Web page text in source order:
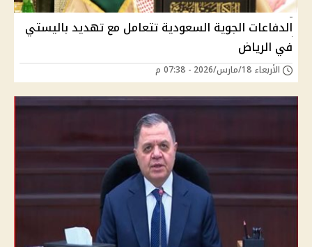
الدفاعات الجوية السعودية تتعامل مع تهديد باليستي
في الرياض
الأربعاء 18/مارس/2026 - 07:38 م